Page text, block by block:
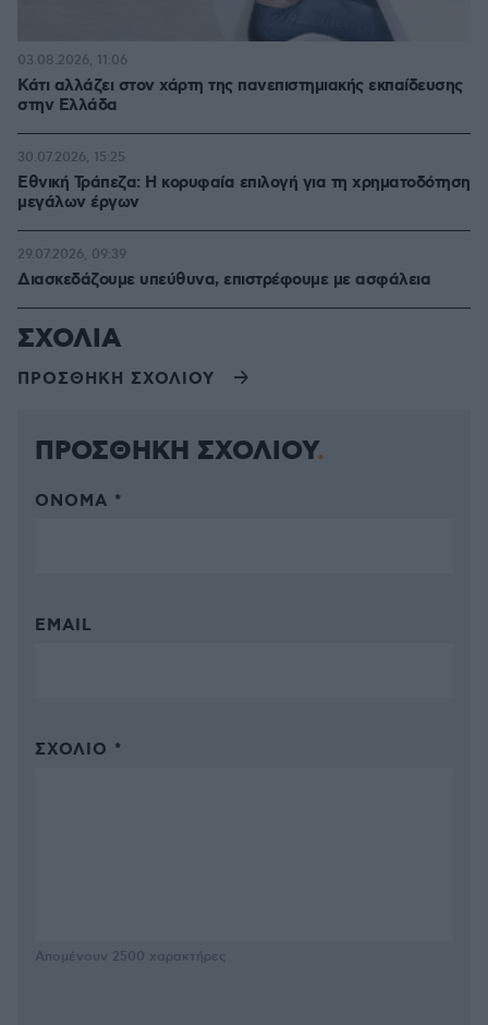
Κάτι αλλάζει στον χάρτη της πανεπιστημιακής εκπαίδευσης
στην Ελλάδα
03.08.2026, 11:06
Εθνική Τράπεζα: Η κορυφαία επιλογή για τη χρηματοδότηση
μεγάλων έργων
30.07.2026, 15:25
Διασκεδάζουμε υπεύθυνα, επιστρέφουμε με ασφάλεια
29.07.2026, 09:39
ΣΧΟΛΙΑ
ΠΡΟΣΘΗΚΗ ΣΧΟΛΙΟΥ
ΠΡΟΣΘΗΚΗ ΣΧΟΛΙΟΥ
ΌΝΟΜΑ *
EMAIL
ΣΧΌΛΙΟ *
Απομένουν 2500 χαρακτήρες